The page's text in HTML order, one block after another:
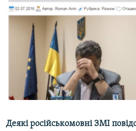
СПЕЦПРОЕКТИ
ДЕПОРТАЦІЯ
ВІДЕОУРОКИ «ELIFBE»
СВІДЧЕННЯ ОКУПАЦІЇ
УКРАЇНСЬКА ПРОБЛЕМА КРИМУ
ІНФОГРАФІКА
ЯК ОБІЙТИ БЛОКУВАННЯ
Русский
Qırımtatar
ДОЛУЧАЙСЯ!
Деякі російськомовні ЗМІ